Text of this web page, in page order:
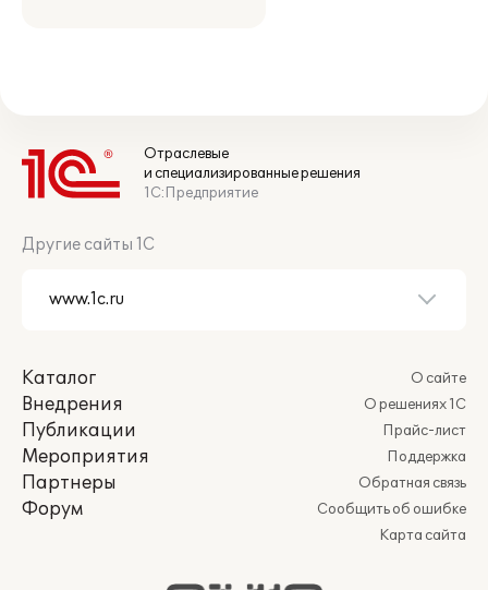
Отраслевые
и специализированные решения
1С:Предприятие
Другие сайты 1С
Каталог
Внедрения
Публикации
Мероприятия
Партнеры
Форум
О сайте
О решениях 1С
Прайс-лист
Поддержка
Обратная связь
Сообщить об ошибке
Карта сайта